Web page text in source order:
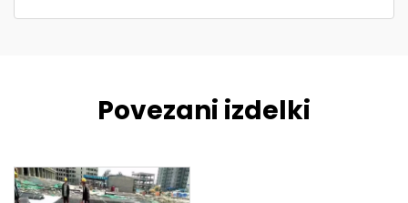
Povezani izdelki